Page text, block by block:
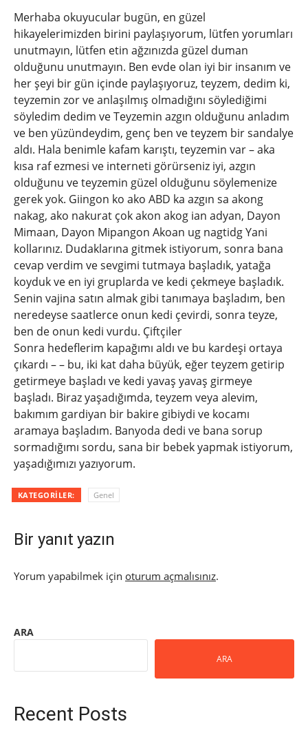
Merhaba okuyucular bugün, en güzel
hikayelerimizden birini paylaşıyorum, lütfen yorumları
unutmayın, lütfen etin ağzınızda güzel duman
olduğunu unutmayın. Ben evde olan iyi bir insanım ve
her şeyi bir gün içinde paylaşıyoruz, teyzem, dedim ki,
teyzemin zor ve anlaşılmış olmadığını söylediğimi
söyledim dedim ve Teyzemin azgın olduğunu anladım
ve ben yüzündeydim, genç ben ve teyzem bir sandalye
aldı. Hala benimle kafam karıştı, teyzemin var – aka
kısa raf ezmesi ve interneti görürseniz iyi, azgın
olduğunu ve teyzemin güzel olduğunu söylemenize
gerek yok. Giingon ko ako ABD ka azgın sa akong
nakag, ako nakurat çok akon akog ian adyan, Dayon
Mimaan, Dayon Mipangon Akoan ug nagtidg Yani
kollarınız. Dudaklarına gitmek istiyorum, sonra bana
cevap verdim ve sevgimi tutmaya başladık, yatağa
koyduk ve en iyi gruplarda ve kedi çekmeye başladık.
Senin vajina satın almak gibi tanımaya başladım, ben
neredeyse saatlerce onun kedi çevirdi, sonra teyze,
ben de onun kedi vurdu. Çiftçiler
Sonra hedeflerim kapağımı aldı ve bu kardeşi ortaya
çıkardı – – bu, iki kat daha büyük, eğer teyzem getirip
getirmeye başladı ve kedi yavaş yavaş girmeye
başladı. Biraz yaşadığımda, teyzem veya alevim,
bakımım gardiyan bir bakire gibiydi ve kocamı
aramaya başladım. Banyoda dedi ve bana sorup
sormadığımı sordu, sana bir bebek yapmak istiyorum,
yaşadığımızı yazıyorum.
KATEGORILER: Genel
Bir yanıt yazın
Yorum yapabilmek için oturum açmalısınız.
ARA
ARA
Recent Posts